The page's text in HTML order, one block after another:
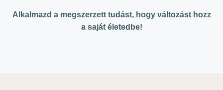
Alkalmazd a megszerzett tudást, hogy változást hozz
a saját életedbe!